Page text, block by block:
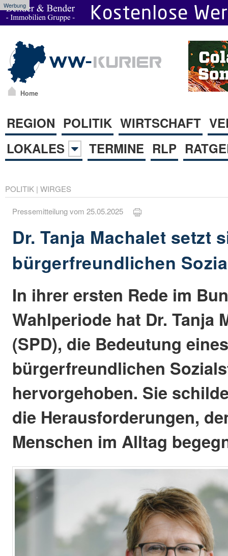
Werbung
Home
REGION POLITIK WIRTSCHAFT
LOKALES
TERMINE RLP
POLITIK | WIRGES
Pressemitteilung vom 25.05.2025
Dr. Tanja Machalet setzt
bürgerfreundlichen
In ihrer ersten Rede im
Wahlperiode hat Dr. Tanja
(SPD), die Bedeutung
bürgerfreundlichen
hervorgehoben. Sie
die Herausforderungen,
Menschen im Alltag